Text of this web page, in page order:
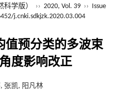
学版） ›› 2020, Vol. 39 ›› Issue
j.cnki.sdkjzk.2020.03.004
值预分类的多波束
度影响改正
张凯, 阳凡林